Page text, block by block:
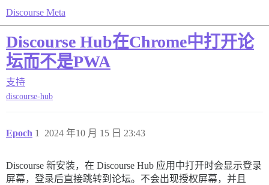
Discourse Meta
Discourse Hub在Chrome中打开论
坛而不是PWA
支持
discourse-hub
Epoch 2024 年10 月 15 日 23:43
1
Discourse 新安装，在 Discourse Hub 应用中打开时会显示登录
屏幕，登录后直接跳转到论坛。不会出现授权屏幕，并且